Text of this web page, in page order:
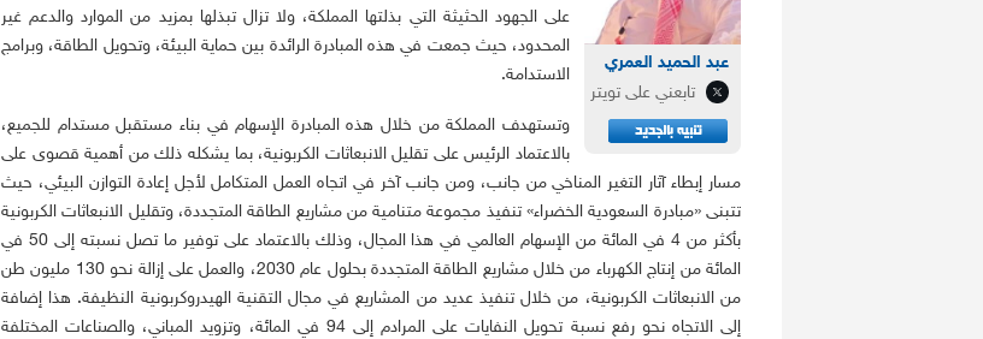
عبد الحميد العمري
تابعني على تويتر
على الجهود الحثيثة التي بذلتها المملكة، ولا تزال تبذلها بمزيد من الموارد والدعم غير
المحدود، حيث جمعت في هذه المبادرة الرائدة بين حماية البيئة، وتحويل الطاقة، وبرامج
الاستدامة.
وتستهدف المملكة من خلال هذه المبادرة الإسهام في بناء مستقبل مستدام للجميع،
بالاعتماد الرئيس على تقليل الانبعاثات الكربونية، بما يشكله ذلك من أهمية قصوى على
مسار إبطاء آثار التغير المناخي من جانب، ومن جانب آخر في اتجاه العمل المتكامل لأجل إعادة التوازن البيئي، حيث
تتبنى «مبادرة السعودية الخضراء» تنفيذ مجموعة متنامية من مشاريع الطاقة المتجددة، وتقليل الانبعاثات الكربونية
بأكثر من 4 في المائة من الإسهام العالمي في هذا المجال، وذلك بالاعتماد على توفير ما تصل نسبته إلى 50 في
المائة من إنتاج الكهرباء من خلال مشاريع الطاقة المتجددة بحلول عام 2030، والعمل على إزالة نحو 130 مليون طن
من الانبعاثات الكربونية، من خلال تنفيذ عديد من المشاريع في مجال التقنية الهيدروكربونية النظيفة. هذا إضافة
إلى الاتجاه نحو رفع نسبة تحويل النفايات على المرادم إلى 94 في المائة، وتزويد المباني، والصناعات المختلفة